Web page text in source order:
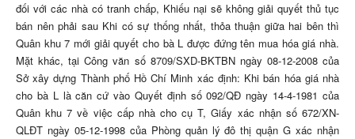
đối với các nhà có tranh chấp, Khiếu nại sẽ không giải quyết thủ tục
bán nên phải sau Khi có sự thống nhất, thỏa thuận giữa hai bên thì
Quân khu 7 mới giải quyết cho bà L được đứng tên mua hóa giá nhà.
Mặt khác, tại Công văn số 8709/SXD-BKTBN ngày 08-12-2008 của
Sở xây dựng Thành phố Hồ Chí Minh xác định: Khi bán hóa giá nhà
cho bà L là căn cứ vào Quyết định số 092/QĐ ngày 14-4-1981 của
Quân khu 7 về việc cấp nhà cho cụ T, Giấy xác nhận số 672/XN-
QLĐT ngày 05-12-1998 của Phòng quản lý đô thị quận G xác nhận